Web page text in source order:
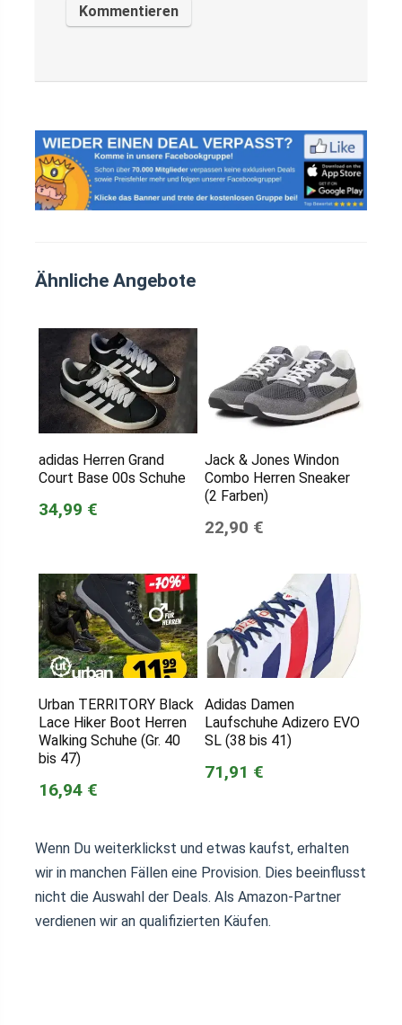
Ähnliche Angebote
adidas Herren Grand
Court Base 00s Schuhe
34,99 €
Jack & Jones Windon
Combo Herren Sneaker
(2 Farben)
22,90 €
Urban TERRITORY Black
Lace Hiker Boot Herren
Walking Schuhe (Gr. 40
bis 47)
16,94 €
Adidas Damen
Laufschuhe Adizero EVO
SL (38 bis 41)
71,91 €
Wenn Du weiterklickst und etwas kaufst, erhalten
wir in manchen Fällen eine Provision. Dies beeinflusst
nicht die Auswahl der Deals. Als Amazon-Partner
verdienen wir an qualifizierten Käufen.